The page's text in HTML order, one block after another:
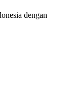
dengan